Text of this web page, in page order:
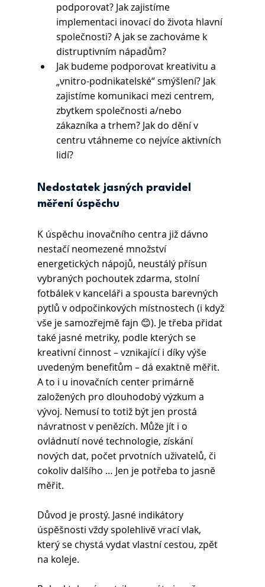
podporovat? Jak zajistíme
implementaci inovací do života hlavní
společnosti? A jak se zachováme k
distruptivním nápadům?
Jak budeme podporovat kreativitu a
„vnitro-podnikatelské“ smýšlení? Jak
zajistíme komunikaci mezi centrem,
zbytkem společnosti a/nebo
zákazníka a trhem? Jak do dění v
centru vtáhneme co nejvíce aktivních
lidí?
Nedostatek jasných pravidel
měření úspěchu
K úspěchu inovačního centra již dávno
nestačí neomezené množství
energetických nápojů, neustálý přísun
vybraných pochoutek zdarma, stolní
fotbálek v kanceláři a spousta barevných
pytlů v odpočinkových místnostech (i když
vše je samozřejmě fajn 😊). Je třeba přidat
také jasné metriky, podle kterých se
kreativní činnost – vznikající i díky výše
uvedeným benefitům – dá exaktně měřit.
A to i u inovačních center primárně
založených pro dlouhodobý výzkum a
vývoj. Nemusí to totiž být jen prostá
návratnost v penězích. Může jít i o
ovládnutí nové technologie, získání
nových dat, počet prvotních uživatelů, či
cokoliv dalšího … Jen je potřeba to jasně
měřit.
Důvod je prostý. Jasné indikátory
úspěšnosti vždy spolehlivě vrací vlak,
který se chystá vydat vlastní cestou, zpět
na koleje.